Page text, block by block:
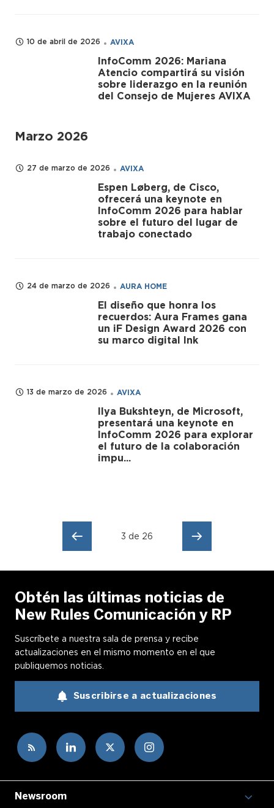
10 de abril de 2026 AVIXA
InfoComm 2026: Mariana
Atencio compartirá su visión
sobre liderazgo en la reunión
del Consejo de Mujeres AVIXA
Marzo 2026
27 de marzo de 2026 AVIXA
Espen Løberg, de Cisco,
ofrecerá una keynote en
InfoComm 2026 para hablar
sobre el futuro del lugar de
trabajo conectado
24 de marzo de 2026 AURA HOME
El diseño que honra los
recuerdos: Aura Frames gana
un iF Design Award 2026 con
su marco digital Ink
13 de marzo de 2026 AVIXA
Ilya Bukshteyn, de Microsoft,
presentará una keynote en
InfoComm 2026 para explorar
el futuro de la colaboración
impu...
3 de 26
Obtén las últimas noticias de
New Rules Comunicación y RP
Suscríbete a nuestra sala de prensa y recibe
actualizaciones en el mismo momento en el que
publiquemos noticias.
Suscribirse a actualizaciones
Newsroom